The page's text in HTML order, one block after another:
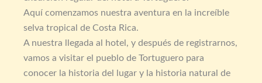
Aquí comenzamos nuestra aventura en la increíble
selva tropical de Costa Rica.
A nuestra llegada al hotel, y después de registrarnos,
vamos a visitar el pueblo de Tortuguero para
conocer la historia del lugar y la historia natural de